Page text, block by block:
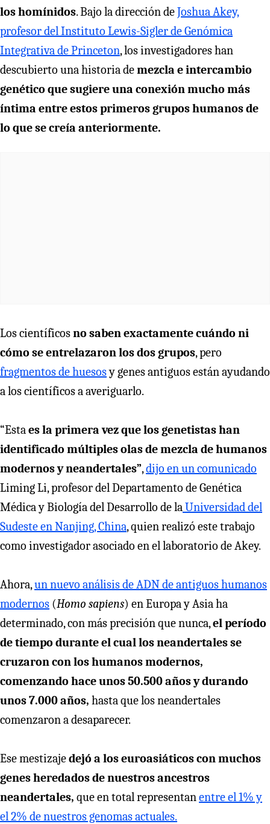
los homínidos. Bajo la dirección deJoshua Akey,
profesor del Instituto Lewis-Sigler de Genómica
Integrativa de Princeton, los investigadores han
descubierto una historia demezcla e intercambio
genético que sugiere una conexión mucho más
íntima entre estos primeros grupos humanos de
lo que se creía anteriormente.
Los científicosno saben exactamente cuándo ni
cómo se entrelazaron los dos grupos, pero
fragmentos de huesosy genes antiguos están ayudando
a los científicos a averiguarlo.
“Estaes la primera vez que los genetistas han
identificado múltiples olas de mezcla de humanos
modernos y neandertales”,dijo en un comunicado
Liming Li, profesor del Departamento de Genética
Médica y Biología del Desarrollo de laUniversidad del
Sudeste en Nanjing, China, quien realizó este trabajo
como investigador asociado en el laboratorio de Akey.
Ahora,un nuevo análisis de ADN de antiguos humanos
modernos (Homo sapiens) en Europa y Asia ha
determinado, con más precisión que nunca,el período
de tiempo durante el cual los neandertales se
cruzaron con los humanos modernos,
comenzando hace unos 50.500 años y durando
unos 7.000 años, hasta que los neandertales
comenzaron a desaparecer.
Ese mestizajedejó a los euroasiáticos con muchos
genes heredados de nuestros ancestros
neandertales, que en total representanentre el 1% y
el 2% de nuestros genomas actuales.